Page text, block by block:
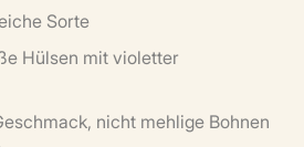
Sorte
Hülsen mit violetter
nicht mehlige Bohnen